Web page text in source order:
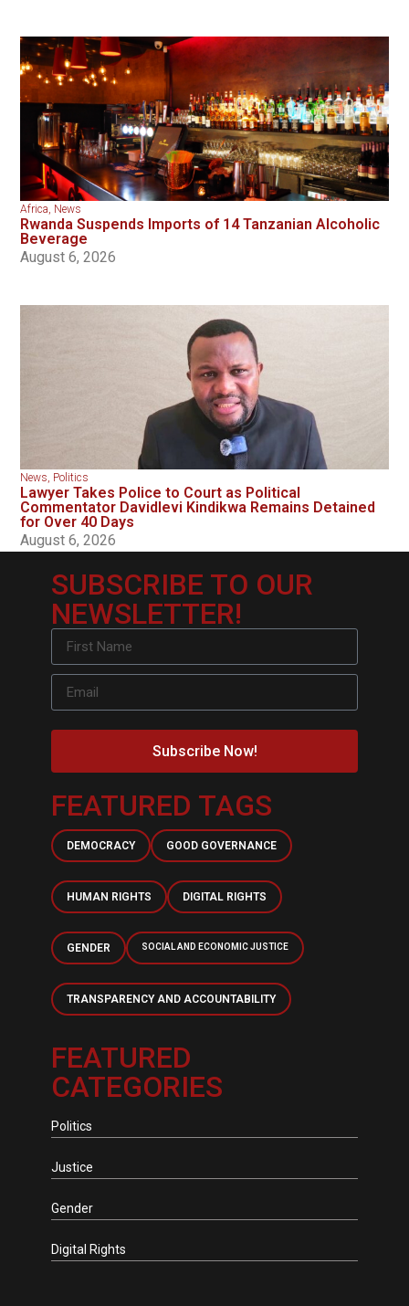
Africa, News
Rwanda Suspends Imports of 14 Tanzanian Alcoholic
Beverage
August 6, 2026
News, Politics
Lawyer Takes Police to Court as Political
Commentator Davidlevi Kindikwa Remains Detained
for Over 40 Days
August 6, 2026
SUBSCRIBE TO OUR
NEWSLETTER!
Subscribe Now!
FEATURED TAGS
DEMOCRACY GOOD GOVERNANCE
HUMAN RIGHTS DIGITAL RIGHTS
GENDER SOCIAL AND ECONOMIC JUSTICE
TRANSPARENCY AND ACCOUNTABILITY
FEATURED
CATEGORIES
Politics
Justice
Gender
Digital Rights